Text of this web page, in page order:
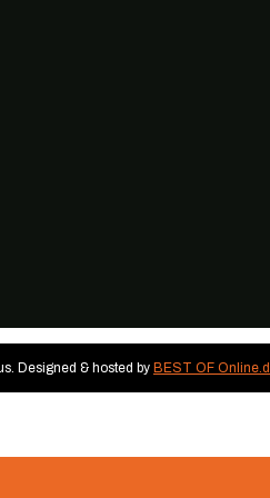
Designed & hosted by BEST OF